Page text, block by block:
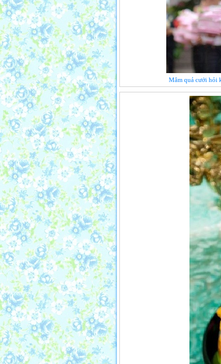
Mâm quả cưới hỏi